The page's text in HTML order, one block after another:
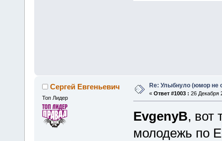
Сергей Евгеньевич
Топ Лидер
Re: Улыбнуло (юмор не
« Ответ #1003 : 26 Декабря
EvgenyB, вот
молодежь по